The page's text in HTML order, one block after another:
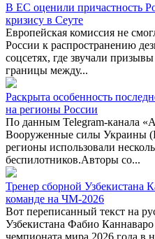
В ЕС оценили причастность
кризису в Сеуте
Европейская комиссия не
России к распространению
соцсетях, где звучали
границы между...
Раскрыта особенность
на регионы России
По данным Telegram-канала
Вооруженные силы Украины
регионы использовали
беспилотников.Авторы со...
Тренер сборной Узбекистана
команде на ЧМ-2026
Вот переписанный текст на
Узбекистана Фабио Каннаваро
чемпионата мира 2026 года в